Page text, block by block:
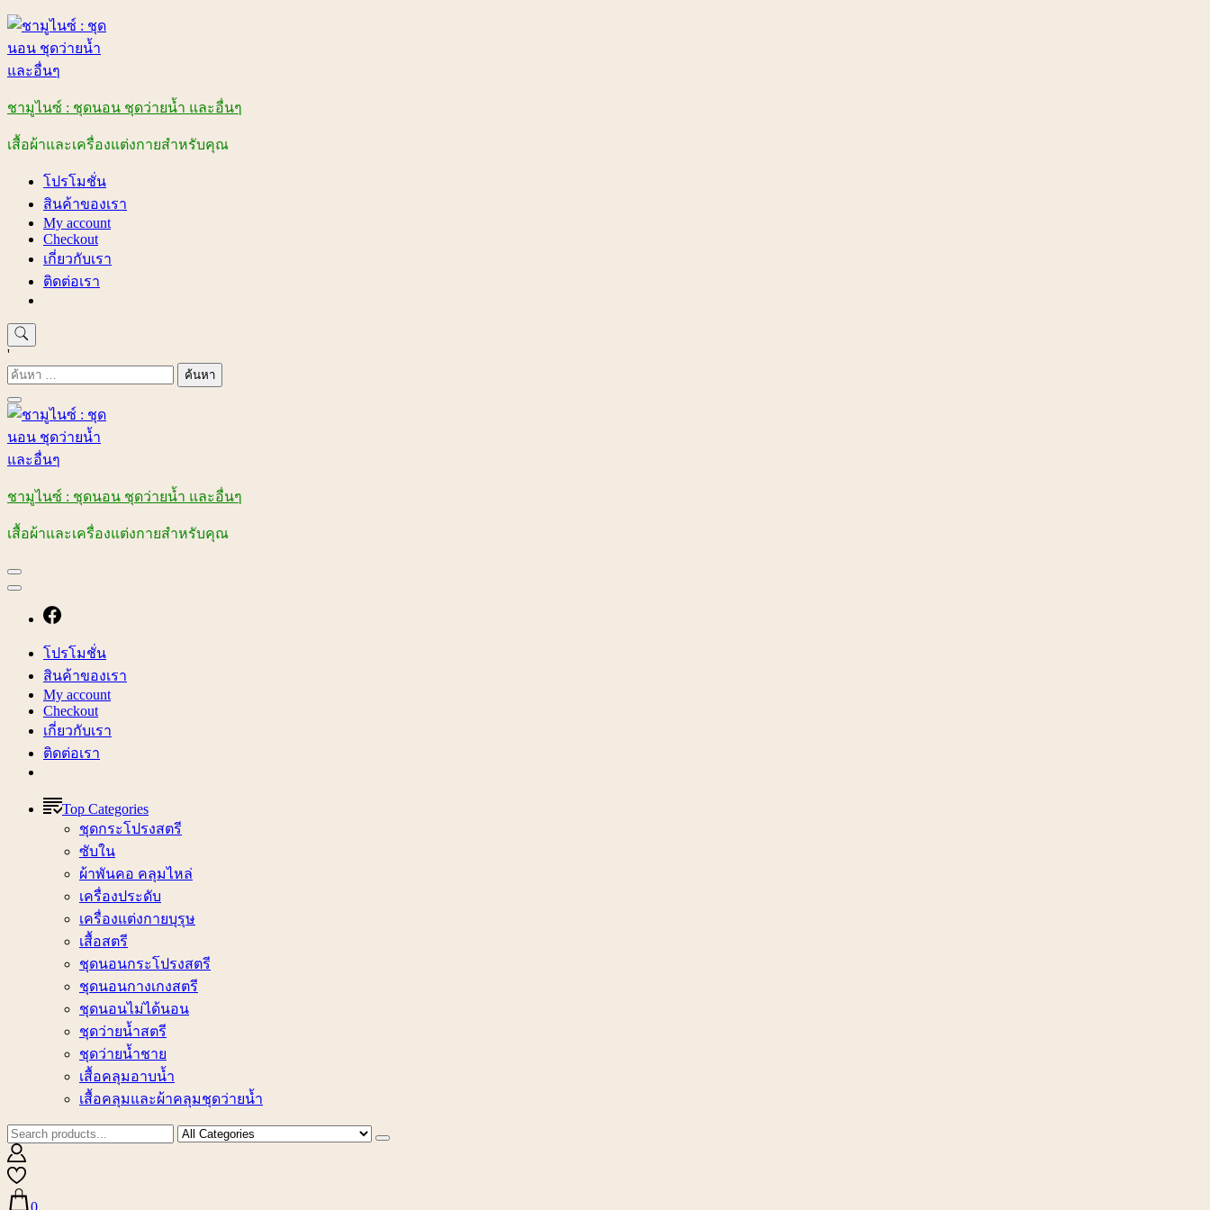
Skip
content
ชามูไนซ์ : ชุดนอน ชุดว่ายน้ำ และอื่นๆ
เสื้อผ้าและเครื่องแต่งกายสำหรับคุณ
โปรโมชั่น
สินค้าของเรา
My account
Checkout
เกี่ยวกับเรา
ติดต่อเรา
'
ค้นหา
สำหรับ:
ชามูไนซ์ : ชุดนอน ชุดว่ายน้ำ และอื่นๆ
เสื้อผ้าและเครื่องแต่งกายสำหรับคุณ
โปรโมชั่น
สินค้าของเรา
My account
Checkout
เกี่ยวกับเรา
ติดต่อเรา
Top Categories
ชุดกระโปรงสตรี
ซับใน
ผ้าพันคอ คลุมไหล่
เครื่องประดับ
เครื่องแต่งกายบุรุษ
เสื้อสตรี
ชุดนอนกระโปรงสตรี
ชุดนอนกางเกงสตรี
ชุดนอนไม่ได้นอน
ชุดว่ายน้ำสตรี
ชุดว่ายน้ำชาย
เสื้อคลุมอาบน้ำ
เสื้อคลุมและผ้าคลุมชุดว่ายน้ำ
0